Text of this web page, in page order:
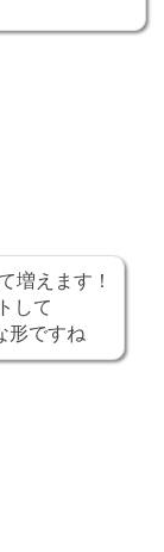
増えます！
して
形ですね